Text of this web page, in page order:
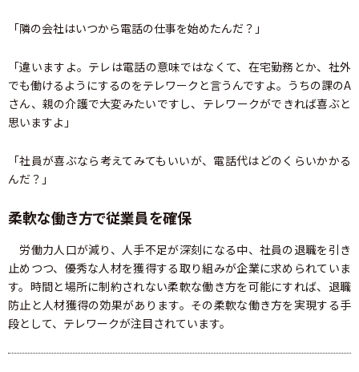
「隣の会社はいつから電話の仕事を始めたんだ？」
「違いますよ。テレは電話の意味ではなくて、在宅勤務とか、社外
でも働けるようにするのをテレワークと言うんですよ。うちの課のA
さん、親の介護で大変みたいですし、テレワークができれば喜ぶと
思いますよ」
「社員が喜ぶなら考えてみてもいいが、電話代はどのくらいかかる
んだ？」
柔軟な働き方で従業員を確保
労働力人口が減り、人手不足が深刻になる中、社員の退職を引き
止めつつ、優秀な人材を獲得する取り組みが企業に求められていま
す。時間と場所に制約されない柔軟な働き方を可能にすれば、退職
防止と人材獲得の効果があります。その柔軟な働き方を実現する手
段として、テレワークが注目されています。